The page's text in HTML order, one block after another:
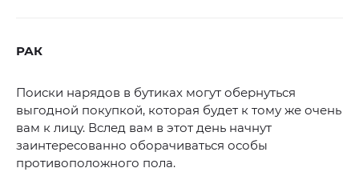
РАК
Поиски нарядов в бутиках могут обернуться
выгодной покупкой, которая будет к тому же очень
вам к лицу. Вслед вам в этот день начнут
заинтересованно оборачиваться особы
противоположного пола.